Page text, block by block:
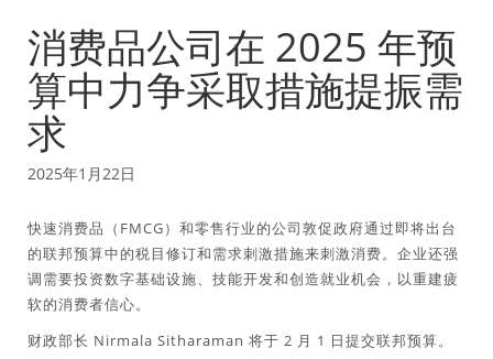
消费品公司在 2025 年预
算中力争采取措施提振需
求
2025年1月22日
快速消费品（FMCG）和零售行业的公司敦促政府通过即将出台
的联邦预算中的税目修订和需求刺激措施来刺激消费。企业还强
调需要投资数字基础设施、技能开发和创造就业机会，以重建疲
软的消费者信心。
财政部长 Nirmala Sitharaman 将于 2 月 1 日提交联邦预算。